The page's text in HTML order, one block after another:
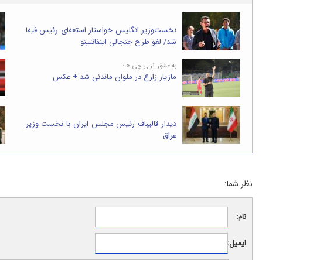
نخست‌وزیر انگلیس خواستار استعفای رئیس فیفا
شد/ لغو طرح جنجالی اینفانتینو
به عشق انزلی چی ها؛
مازیار زارع در ملوان ماندنی شد + عکس
دیدار قالیباف رئیس مجلس ایران با نخست وزیر
عراق
نظر شما:
نام:
ایمیل: